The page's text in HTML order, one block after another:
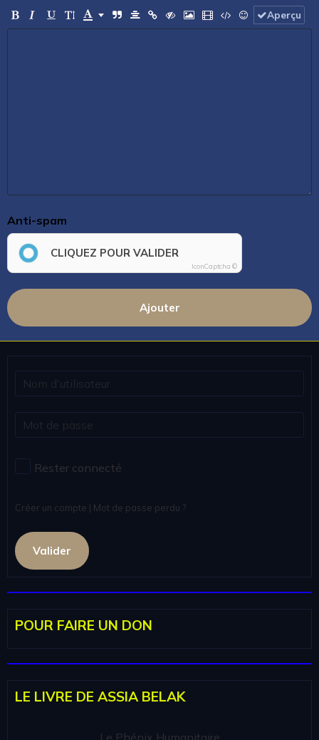
Aperçu
Anti-spam
CLIQUEZ POUR VALIDER
IconCaptcha ©
Ajouter
Rester connecté
Créer un compte | Mot de passe perdu ?
Valider
POUR FAIRE UN DON
LE LIVRE DE ASSIA BELAK